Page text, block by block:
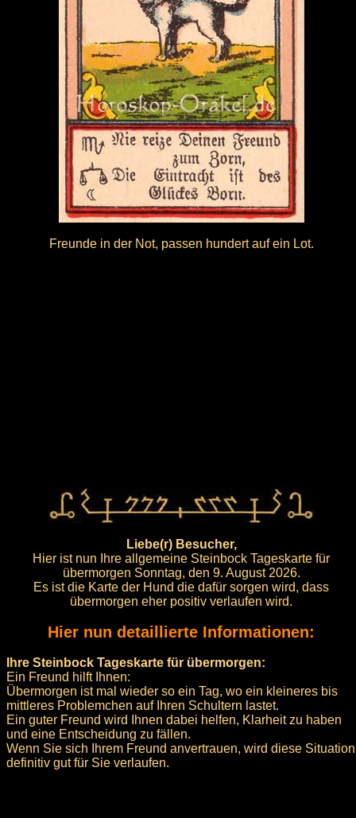
Freunde in der Not, passen hundert auf ein Lot.
Liebe(r) Besucher,
Hier ist nun Ihre allgemeine Steinbock Tageskarte für
übermorgen Sonntag, den 9. August 2026.
Es ist die Karte der Hund die dafür sorgen wird, dass
übermorgen eher positiv verlaufen wird.
Hier nun detaillierte Informationen:
Ihre Steinbock Tageskarte für übermorgen:
Ein Freund hilft Ihnen:
Übermorgen ist mal wieder so ein Tag, wo ein kleineres bis
mittleres Problemchen auf Ihren Schultern lastet.
Ein guter Freund wird Ihnen dabei helfen, Klarheit zu haben
und eine Entscheidung zu fällen.
Wenn Sie sich Ihrem Freund anvertrauen, wird diese Situation
definitiv gut für Sie verlaufen.